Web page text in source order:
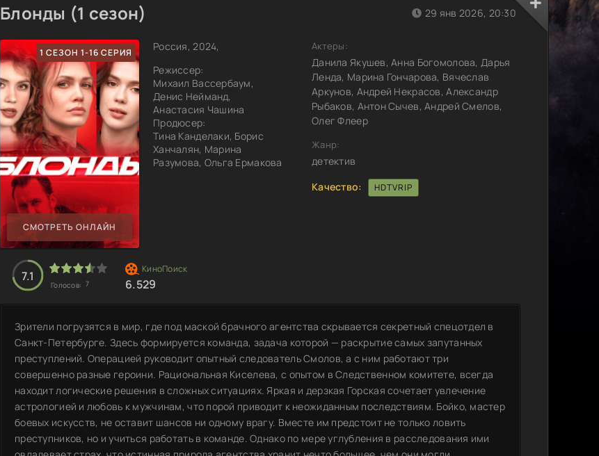
Блонды (1 сезон)
1 СЕЗОН 1-16 СЕРИЯ
СМОТРЕТЬ ОНЛАЙН
Россия, 2024,
Режиссер:
Михаил Вассербаум,
Денис Нейманд,
Анастасия Чашина
Продюсер:
Тина Канделаки, Борис
Ханчалян, Марина
Разумова, Ольга Ермакова
29 янв 2026, 20:30
Актеры:
Данила Якушев, Анна Богомолова, Дарья
Ленда, Марина Гончарова, Вячеслав
Аркунов, Андрей Некрасов, Александр
Рыбаков, Антон Сычев, Андрей Смелов,
Олег Флеер
Жанр:
детектив
Качество:
HDTVRIP
7.1
Голосов: 7 6.529
Зрители погрузятся в мир, где под маской брачного агентства скрывается секретный спецотдел в
Санкт-Петербурге. Здесь формируется команда, задача которой — раскрытие самых запутанных
преступлений. Операцией руководит опытный следователь Смолов, а с ним работают три
совершенно разные героини. Рациональная Киселева, с опытом в Следственном комитете, всегда
находит логические решения в сложных ситуациях. Яркая и дерзкая Горская сочетает увлечение
астрологией и любовь к мужчинам, что порой приводит к неожиданным последствиям. Бойко, мастер
боевых искусств, не оставит шансов ни одному врагу. Вместе им предстоит не только ловить
преступников, но и учиться работать в команде. Однако по мере углубления в расследования ими